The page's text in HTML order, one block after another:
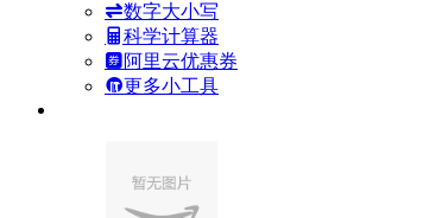
数字大小写
科学计算器
阿里云优惠券
更多小工具